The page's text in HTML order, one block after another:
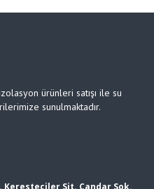
ürünleri satışı ile su
sunulmaktadır.